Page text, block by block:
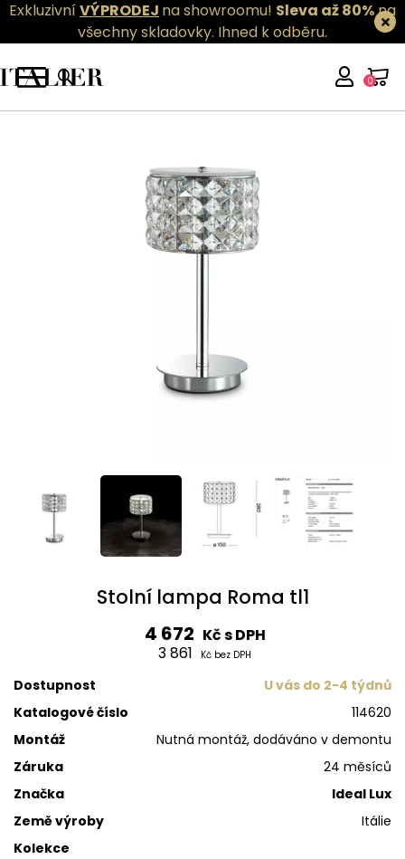
ExkluzivníVÝPRODEJ na showroomu! Sleva až 80%na
všechny skladovky. Ihned k odběru.
0
Stolní lampa Roma tl1
4 672 Kč s DPH
3 861
Kč bez DPH
Dostupnost
U vás do 2-4 týdnů
Katalogové číslo
114620
Montáž
Nutná montáž, dodáváno v demontu
Záruka
24 měsíců
Značka
Ideal Lux
Země výroby
Itálie
Kolekce